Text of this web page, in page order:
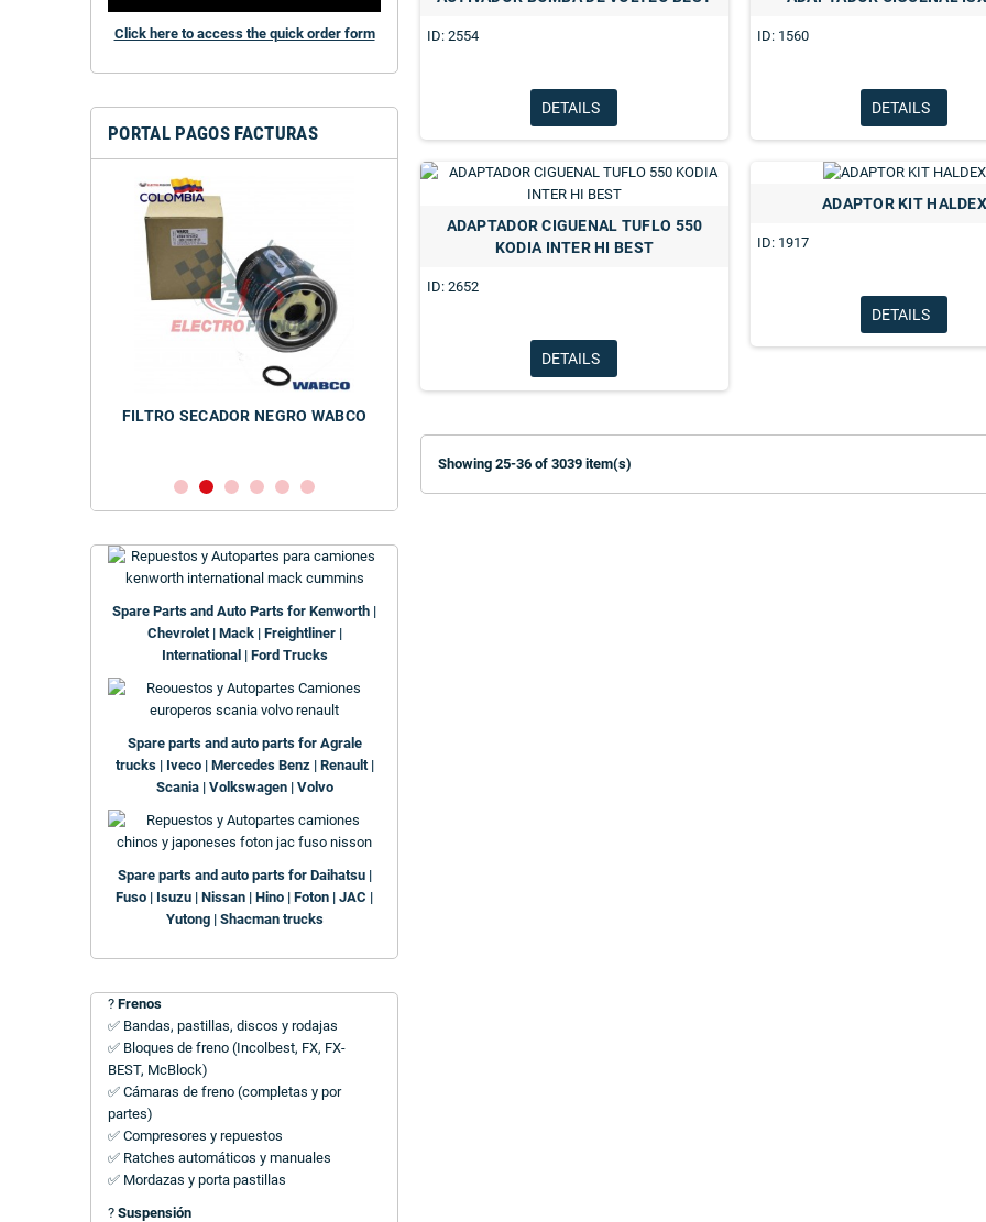
Click here to access the quick order form
PORTAL PAGOS FACTURAS
FILTRO SECADOR NEGRO WABCO
ROSCA M39X1.5 GRIS ACEITE AGUA
EMPAQUETADURA VALVULA RELAY
Spare Parts and Auto Parts for Kenworth |
Chevrolet | Mack | Freightliner |
International | Ford Trucks
Spare parts and auto parts for Agrale
trucks | Iveco | Mercedes Benz | Renault |
Scania | Volkswagen | Volvo
Spare parts and auto parts for Daihatsu |
Fuso | Isuzu | Nissan | Hino | Foton | JAC |
Yutong | Shacman trucks
? Frenos
✅ Bandas, pastillas, discos y rodajas
✅ Bloques de freno (Incolbest, FX, FX-
BEST, McBlock)
✅ Cámaras de freno (completas y por
partes)
✅ Compresores y repuestos
✅ Ratches automáticos y manuales
✅ Mordazas y porta pastillas
? Suspensión
ID: 2554
DETAILS
ID: 1560
DETAILS
ADAPTADOR CIGUENAL TUFLO 550
KODIA INTER HI BEST
ID: 2652
DETAILS
ADAPTOR KIT HALDEX
ID: 1917
DETAILS
Showing 25-36 of 3039 item(s)